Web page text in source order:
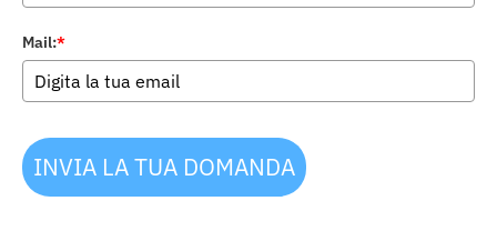
Mail:*
INVIA LA TUA DOMANDA